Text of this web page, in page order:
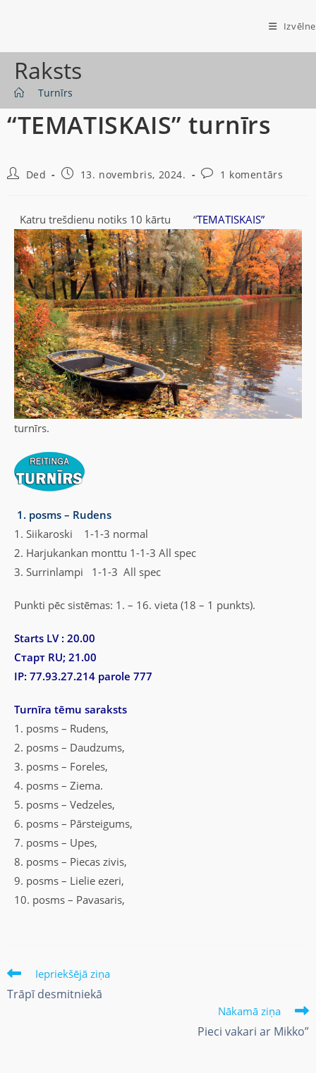
Izvēlne
Raksts
Turnīrs
“TEMATISKAIS” turnīrs
Ded 13. novembris, 2024. 1 komentārs
Katru trešdienu notiks 10 kārtu “TEMATISKAIS”
turnīrs.
1. posms – Rudens
1. Siikaroski 1-1-3 normal
2. Harjukankan monttu 1-1-3 All spec
3. Surrinlampi 1-1-3 All spec
Punkti pēc sistēmas: 1. – 16. vieta (18 – 1 punkts).
Starts LV : 20.00
Старт RU; 21.00
IP: 77.93.27.214 parole 777
Turnīra tēmu saraksts
1. posms – Rudens,
2. posms – Daudzums,
3. posms – Foreles,
4. posms – Ziema.
5. posms – Vedzeles,
6. posms – Pārsteigums,
7. posms – Upes,
8. posms – Piecas zivis,
9. posms – Lielie ezeri,
10. posms – Pavasaris,
Iepriekšējā ziņa
Trāpī desmitniekā
Nākamā ziņa
Pieci vakari ar Mikko”